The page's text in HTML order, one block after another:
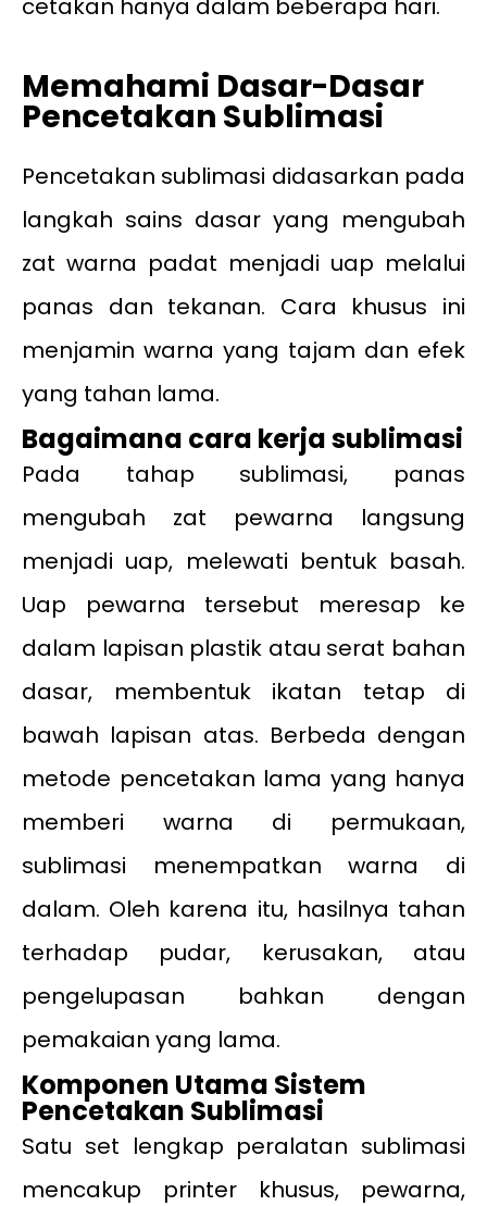
cetakan hanya dalam beberapa hari.
Memahami Dasar-Dasar
Pencetakan Sublimasi
Pencetakan sublimasi didasarkan pada
langkah sains dasar yang mengubah
zat warna padat menjadi uap melalui
panas dan tekanan. Cara khusus ini
menjamin warna yang tajam dan efek
yang tahan lama.
Bagaimana cara kerja sublimasi
Pada tahap sublimasi, panas
mengubah zat pewarna langsung
menjadi uap, melewati bentuk basah.
Uap pewarna tersebut meresap ke
dalam lapisan plastik atau serat bahan
dasar, membentuk ikatan tetap di
bawah lapisan atas. Berbeda dengan
metode pencetakan lama yang hanya
memberi warna di permukaan,
sublimasi menempatkan warna di
dalam. Oleh karena itu, hasilnya tahan
terhadap pudar, kerusakan, atau
pengelupasan bahkan dengan
pemakaian yang lama.
Komponen Utama Sistem
Pencetakan Sublimasi
Satu set lengkap peralatan sublimasi
mencakup printer khusus, pewarna,